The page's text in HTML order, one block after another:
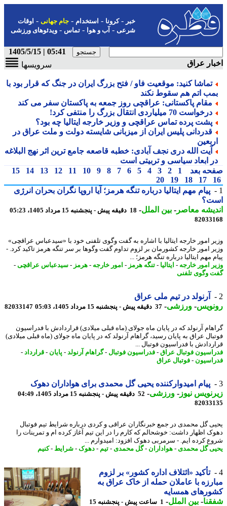
-کرونا-استخدام- جام جهانی-اوقات
شرعی-آب و هوا-تماس-ویدئوهای ورزشی
05:41 | 1405/5/15
عراق
سرویسها
تماشا کنید: موقعیت فاو / فتح بزرگ ایران در جنگ که قرار بود با
اتم هم سقوط نکند
مقام پاکستانی: عراقچی روز جمعه به پاکستان سفر می کند
درخواست 70 میلیاردی انتقال بزرگ را منتفی کرد!
پشت پرده تماس عراقچی و وزیر خارجه ایتالیا چه بود؟
قدردانی پلیس ایران از میزبانی شایسته دولت و ملت عراق در
آیت الله دری نجف آبادی: خطبه قاصعه جامع ترین اثر نهج البلاغه
ابعاد سیاسی و تربیتی است
بعد
1
2
3
4
5
6
7
8
9
10
11
12
13
14
15
17
18
19
20
پیام مهم ایتالیا درباره تنگه هرمز؛ آیا اروپا نگران بحران انرژی
معاصر-بین الملل-18 دقیقه پیش - پنجشنبه 15 مرداد 1405، 05:23
امور خارجه ایتالیا با اشاره به گفت وگوی تلفنی خود با «سیدعباس عراقچی»
امور خارجه کشورمان بر لزوم تداوم گفت وگوها بر سر تنگه هرمز تاکید کرد. -
مهم ایتالیا درباره تنگه هرمز؛ ...
امور خارجه-ایتالیا -تنگه هرمز- امور خارجه-هرمز- سیدعباس عراقچی-
وگوی تلفنی
آرنولد در تیم ملی عراق
-ورزشی-37 دقیقه پیش - پنجشنبه 15 مرداد 1405، 05:03 82033147
آرنولد که در پایان ماه جولای (ماه قبلی میلادی) قراردادش با فدراسیون
عراق به پایان رسید، گراهام آرنولد که در پایان ماه جولای (ماه قبلی میلادی)
با فدراسیون فوتبال ...
فوتبال عراق- فدراسیون فوتبال-گراهام آرنولد -پایان-قرارداد -
-فوتبال عراق
پیام امیدوارکننده یحیی گل محمدی برای هواداران دهوک
نیوز-ورزشی-52 دقیقه پیش - پنجشنبه 15 مرداد 1405، 04:49
گل محمدی در جمع خبرنگاران عراقی و کردی درباره شرایط تیم فوتبال
اظهار داشت: خوشحالم که کارم را در این تیم آغاز کرده ام و تمرینات را
کرده ایم. - سرمربی دهوک افزود: امیدوارم ...
گل محمدی-هواداران - گل محمدی-تیم -دهوک-شرایط -کنیم
تأکید «ائتلاف اداره کشور» بر لزوم
با عاملان حمله از خاک عراق به
همسایه
-بین الملل-
1 ساعت پیش - پنجشنبه 15